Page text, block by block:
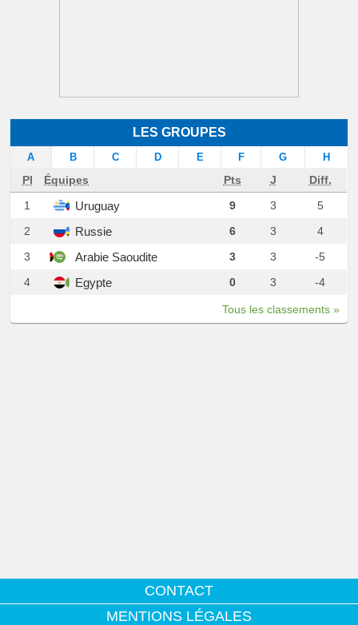
LES GROUPES
A B C D E F G H
Pl Équipes Pts J
Diff.
1
Uruguay 9 3
5
2
Russie 6 3
4
3
Arabie Saoudite 3 3
-5
4
Egypte 0 3 -4
Tous les classements »
CONTACT
MENTIONS LÉGALES